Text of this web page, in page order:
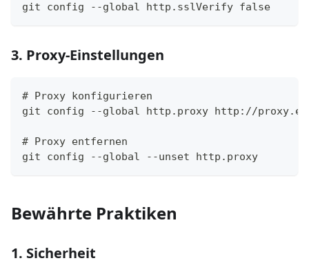
git config --global http.sslVerify false
3. Proxy-Einstellungen
# Proxy konfigurieren
git config --global http.proxy http://
# Proxy entfernen
git config --global --unset http.proxy
Bewährte Praktiken
1. Sicherheit